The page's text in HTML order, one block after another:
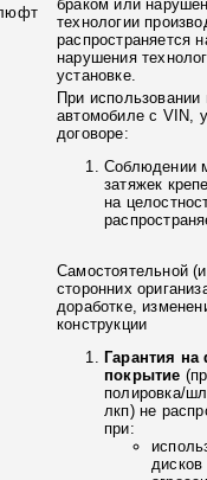
браком или
технологии
распространяется
нарушения
установке.
При использовании
автомобиле с VIN,
договоре:
Соблюдении
затяжек
на
Самостоятельной
сторонних
доработке,
конструкции
Гарантия
покрытие
полировка/
лкп) не
при: